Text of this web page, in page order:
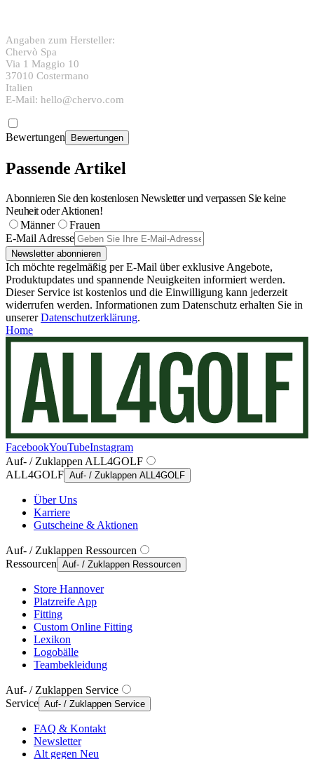
Angaben zum Hersteller:
Chervò Spa
Via 1 Maggio 10
37010 Costermano
Italien
E-Mail: hello@chervo.com
Bewertungen Bewertungen
Passende Artikel
Abonnieren Sie den kostenlosen Newsletter und verpassen Sie keine
Neuheit oder Aktionen!
Männer
Frauen
E-Mail Adresse
Newsletter abonnieren
Ich möchte regelmäßig per E-Mail über exklusive Angebote,
Produktupdates und spannende Neuigkeiten informiert werden.
Dieser Service ist kostenlos und die Einwilligung kann jederzeit
widerrufen werden. Informationen zum Datenschutz erhalten Sie in
unsererDatenschutzerklärung.
Home
FacebookYouTubeInstagram
Auf- / Zuklappen ALL4GOLF
ALL4GOLF Auf- / Zuklappen ALL4GOLF
Über Uns
Karriere
Gutscheine & Aktionen
Auf- / Zuklappen Ressourcen
Ressourcen Auf- / Zuklappen Ressourcen
Store Hannover
Platzreife App
Fitting
Custom Online Fitting
Lexikon
Logobälle
Teambekleidung
Auf- / Zuklappen Service
Service Auf- / Zuklappen Service
FAQ & Kontakt
Newsletter
Alt gegen Neu